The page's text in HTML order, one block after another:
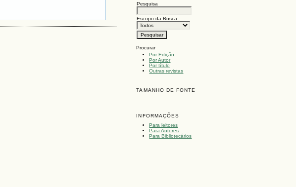
Pesquisa
Escopo da Busca
Procurar
Por Edição
Por Autor
Por título
Outras revistas
TAMANHO DE FONTE
INFORMAÇÕES
Para leitores
Para Autores
Para Bibliotecários